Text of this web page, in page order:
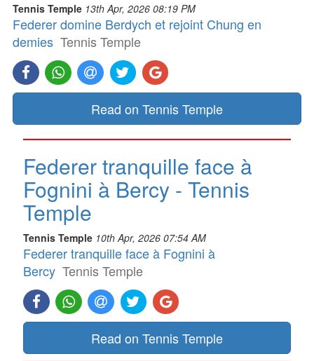
Tennis Temple 13th Apr, 2026 08:19 PM
Federer domine Berdych et rejoint Chung en
demies Tennis Temple
Read on Tennis Temple
Federer tranquille face à
Fognini à Bercy - Tennis
Temple
Tennis Temple 10th Apr, 2026 07:54 AM
Federer tranquille face à Fognini à
Bercy Tennis Temple
Read on Tennis Temple